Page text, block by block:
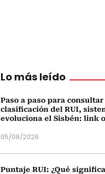
Lo más leído
Paso a paso para consultar
clasificación del RUI,
evoluciona el Sisbén: link
05/08/2026
Puntaje RUI: ¿Qué